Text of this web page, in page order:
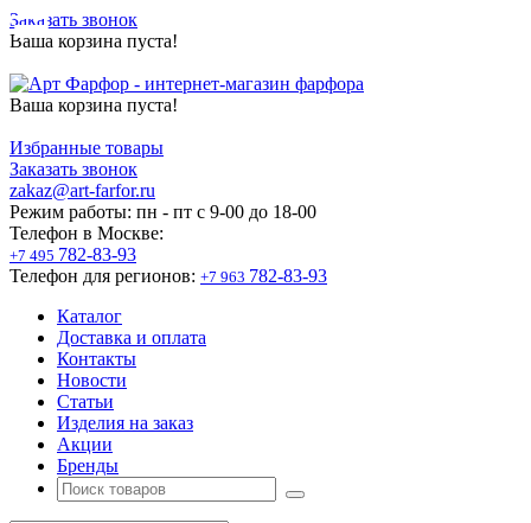
Заказать звонок
Ваша корзина пуста!
Ваша корзина пуста!
Избранные товары
Заказать звонок
zakaz@art-farfor.ru
Режим работы: пн - пт c 9-00 до 18-00
Телефон в Москве:
+7 495 782-83-93
Телефон для регионов: +7 963 782-83-93
Каталог
Доставка и оплата
Контакты
Новости
Статьи
Изделия на заказ
Акции
Бренды